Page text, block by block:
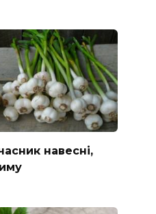
навесні,